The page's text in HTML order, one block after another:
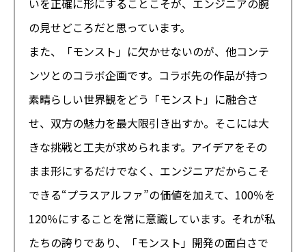
いを正確に形にすることこそが、エンジニアの腕
の見せどころだと思っています。
また、「モンスト」に欠かせないのが、他コンテ
ンツとのコラボ企画です。コラボ先の作品が持つ
素晴らしい世界観をどう「モンスト」に融合さ
せ、双方の魅力を最大限引き出すか。そこには大
きな挑戦と工夫が求められます。アイデアをその
まま形にするだけでなく、エンジニアだからこそ
できる“プラスアルファ”の価値を加えて、100％を
120％にすることを常に意識しています。それが私
たちの誇りであり、「モンスト」開発の面白さで